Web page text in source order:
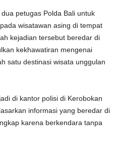
petugas Polda Bali untuk
wisatawan asing di tempat
kejadian tersebut beredar di
kekhawatiran mengenai
satu destinasi wisata unggulan
di kantor polisi di Kerobokan
informasi yang beredar di
karena berkendara tanpa